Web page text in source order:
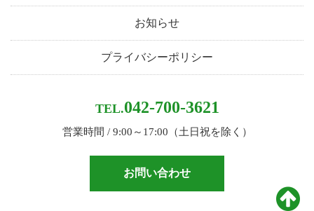
お知らせ
プライバシーポリシー
TEL.042-700-3621
営業時間 / 9:00～17:00（土日祝を除く）
お問い合わせ